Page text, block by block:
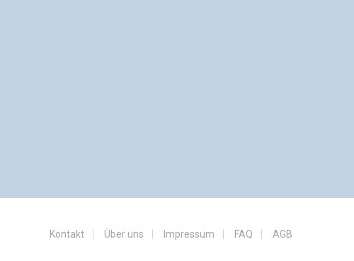
Kontakt Über uns Impressum FAQ AGB